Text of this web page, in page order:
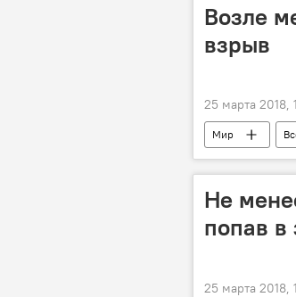
Возле
взрыв
25 марта 2018,
Мир
Не
попав в
25 марта 2018,